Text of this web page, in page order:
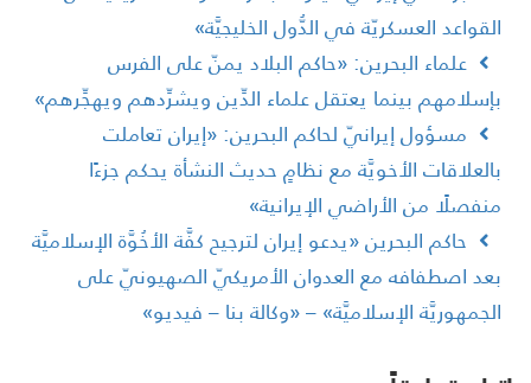
العسكريّة في الدُّول الخليجيَّة»
علماء البحرين: «حاكم البلاد يمنّ على الفرس
بينما يعتقل علماء الدِّين ويشرِّدهم ويهجِّرهم»
مسؤول إيرانيّ لحاكم البحرين: «إيران تعاملت
الأخويَّة مع نظامٍ حديث النشأة يحكم جزءًا
من الأراضي الإيرانية»
حاكم البحرين «يدعو إيران لترجيح كفَّة الأخُوَّة الإسلاميَّة
اصطفافه مع العدوان الأمريكيّ الصهيونيّ على
الإسلاميَّة» – «وكالة بنا – فيديو»